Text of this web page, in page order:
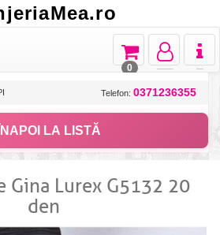
Toggle
Toggle
navigation
Toggle
navigation
0
Telefon: 0371236355
ÎNAPOI LA LISTĂ
Gina Lurex G5132 20
den